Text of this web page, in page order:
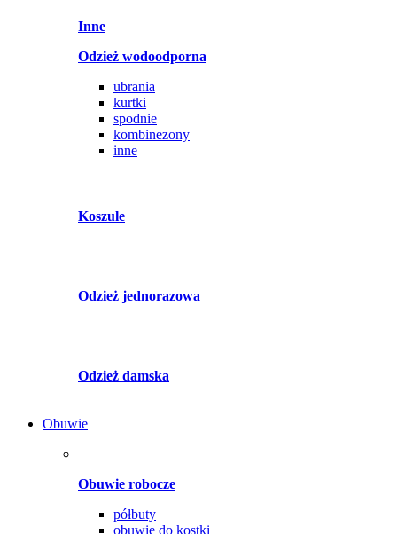
Inne
Odzież wodoodporna
ubrania
kurtki
spodnie
kombinezony
inne
Koszule
Odzież jednorazowa
Odzież damska
Obuwie
Obuwie robocze
półbuty
obuwie do kostki